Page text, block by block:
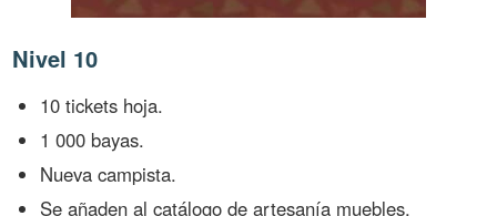
Nivel 10
10 tickets hoja.
1 000 bayas.
Nueva campista.
Se añaden al catálogo de artesanía muebles.